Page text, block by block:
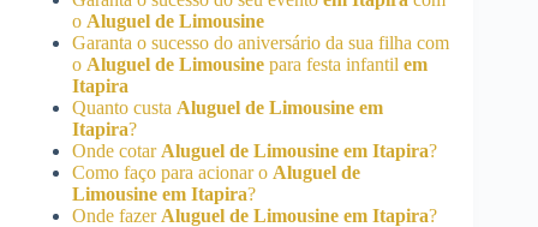
o Aluguel de Limousine
Garanta o sucesso do aniversário da sua filha com
o Aluguel de Limousine para festa infantil em
Itapira
Quanto custa Aluguel de Limousine em
Itapira?
Onde cotar Aluguel de Limousine em Itapira?
Como faço para acionar o Aluguel de
Limousine em Itapira?
Onde fazer Aluguel de Limousine em Itapira?